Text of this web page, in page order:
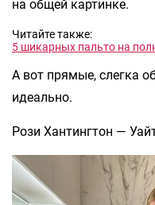
на общей картинке.
Читайте также:
5 шикарных пальто на
А вот прямые, слегка
идеально.
Рози Хантингтон —